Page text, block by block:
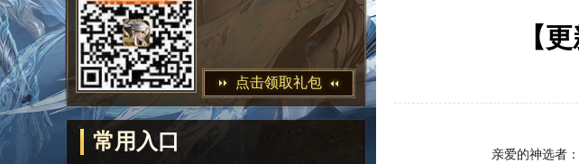
点击领取礼包
常用入口
【
亲爱的神选者：